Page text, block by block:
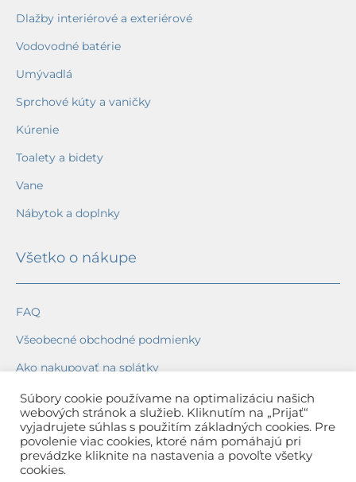
Dlažby interiérové a exteriérové
Vodovodné batérie
Umývadlá
Sprchové kúty a vaničky
Kúrenie
Toalety a bidety
Vane
Nábytok a doplnky
Všetko o nákupe
FAQ
Všeobecné obchodné podmienky
Ako nakupovať na splátky
Ochrana osobných údajov
Reklamačný poriadok
Spôsob a cena dopravy
Súbory cookie používame na optimalizáciu našich
webových stránok a služieb. Kliknutím na „Prijať“
vyjadrujete súhlas s použitím základných cookies. Pre
povolenie viac cookies, ktoré nám pomáhajú pri
prevádzke kliknite na nastavenia a povoľte všetky
cookies.